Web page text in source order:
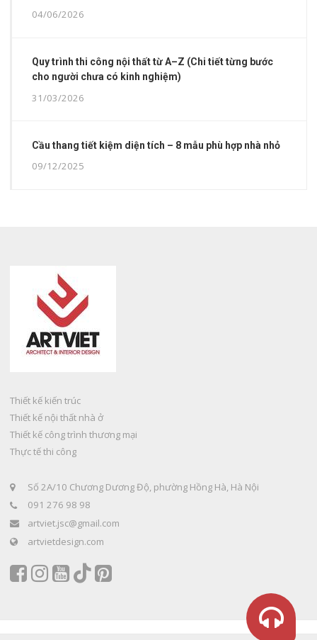
04/06/2026
Quy trình thi công nội thất từ A–Z (Chi tiết từng bước
cho người chưa có kinh nghiệm)
31/03/2026
Cầu thang tiết kiệm diện tích – 8 mẫu phù hợp nhà nhỏ
09/12/2025
Thiết kế kiến trúc
Thiết kế nội thất nhà ở
Thiết kế công trình thương mại
Thực tế thi công
Số 2A/10 Chương Dương Độ, phường Hồng Hà, Hà Nội
091 276 98 98
artviet.jsc@gmail.com
artvietdesign.com